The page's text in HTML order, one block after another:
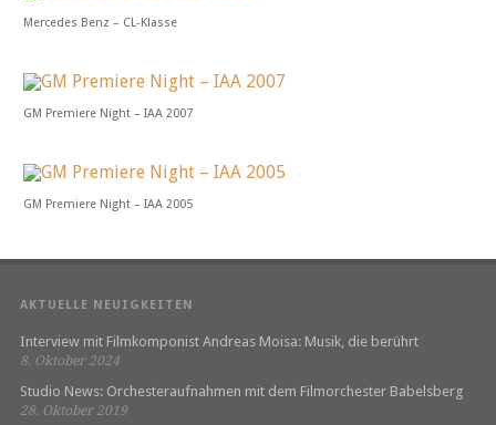
Mercedes Benz – CL-Klasse
GM Premiere Night – IAA 2007
GM Premiere Night – IAA 2005
AKTUELLE NEUIGKEITEN
Interview mit Filmkomponist Andreas Moisa: Musik, die berührt
8. Oktober 2024
Studio News: Orchesteraufnahmen mit dem Filmorchester Babelsberg
28. Oktober 2019